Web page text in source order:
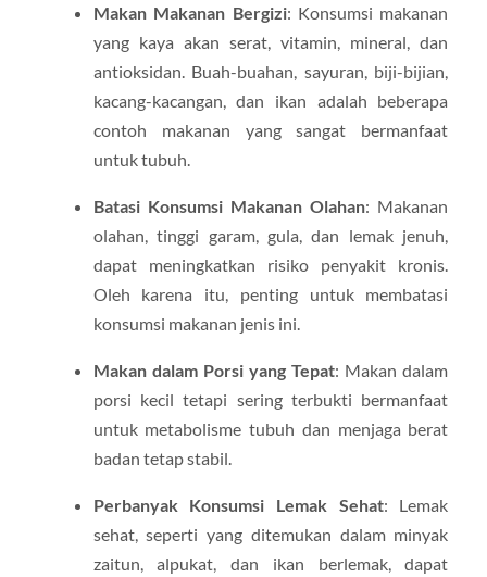
Makan Makanan Bergizi: Konsumsi makanan
yang kaya akan serat, vitamin, mineral, dan
antioksidan. Buah-buahan, sayuran, biji-bijian,
kacang-kacangan, dan ikan adalah beberapa
contoh makanan yang sangat bermanfaat
untuk tubuh.
Batasi Konsumsi Makanan Olahan: Makanan
olahan, tinggi garam, gula, dan lemak jenuh,
dapat meningkatkan risiko penyakit kronis.
Oleh karena itu, penting untuk membatasi
konsumsi makanan jenis ini.
Makan dalam Porsi yang Tepat: Makan dalam
porsi kecil tetapi sering terbukti bermanfaat
untuk metabolisme tubuh dan menjaga berat
badan tetap stabil.
Perbanyak Konsumsi Lemak Sehat: Lemak
sehat, seperti yang ditemukan dalam minyak
zaitun, alpukat, dan ikan berlemak, dapat